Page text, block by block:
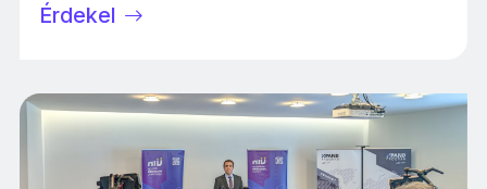
Érdekel